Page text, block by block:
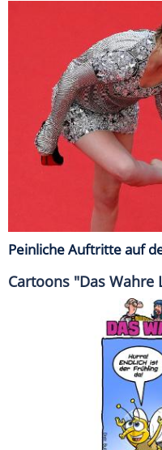
Peinliche Auftritte auf
Cartoons "Das Wahre